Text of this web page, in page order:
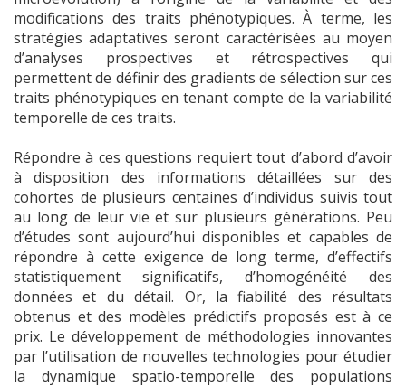
modifications des traits phénotypiques. À terme, les
stratégies adaptatives seront caractérisées au moyen
d’analyses prospectives et rétrospectives qui
permettent de définir des gradients de sélection sur ces
traits phénotypiques en tenant compte de la variabilité
temporelle de ces traits.
Répondre à ces questions requiert tout d’abord d’avoir
à disposition des informations détaillées sur des
cohortes de plusieurs centaines d’individus suivis tout
au long de leur vie et sur plusieurs générations. Peu
d’études sont aujourd’hui disponibles et capables de
répondre à cette exigence de long terme, d’effectifs
statistiquement significatifs, d’homogénéité des
données et du détail. Or, la fiabilité des résultats
obtenus et des modèles prédictifs proposés est à ce
prix. Le développement de méthodologies innovantes
par l’utilisation de nouvelles technologies pour étudier
la dynamique spatio-temporelle des populations